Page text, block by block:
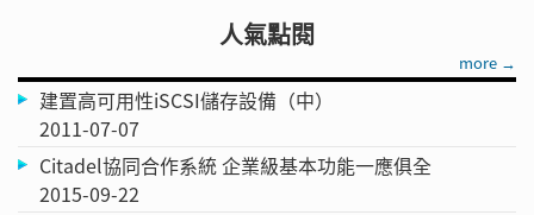
人氣點閱
more →
建置高可用性iSCSI儲存設備（中）
2011-07-07
Citadel協同合作系統 企業級基本功能一應俱全
2015-09-22